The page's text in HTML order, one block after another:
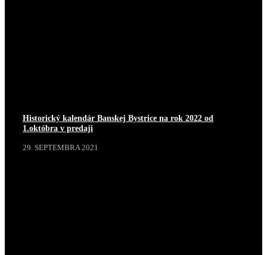
Historický kalendár Banskej Bystrice na rok 2022 od
1.októbra v predaji
29. SEPTEMBRA 2021